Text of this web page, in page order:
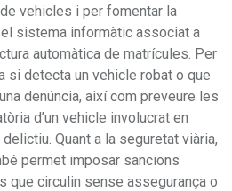
vehicles i per fomentar la
sistema informàtic associat a
automàtica de matrícules. Per
si detecta un vehicle robat o que
denúncia, així com preveure les
d’un vehicle involucrat en
Quant a la seguretat viària,
permet imposar sancions
que circulin sense assegurança o